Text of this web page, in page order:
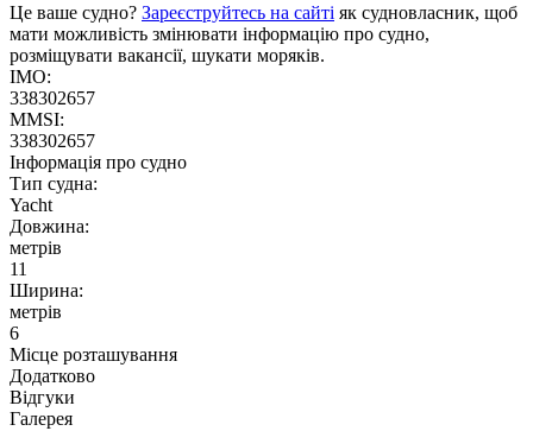
Це ваше судно? Зареєструйтесь на сайті як судновласник, щоб
мати можливість змінювати інформацію про судно,
розміщувати вакансії, шукати моряків.
IMO:
338302657
MMSI:
338302657
Інформація про судно
Тип судна:
Yacht
Довжина:
метрів
11
Ширина:
метрів
6
Місце розташування
Додатково
Відгуки
Галерея